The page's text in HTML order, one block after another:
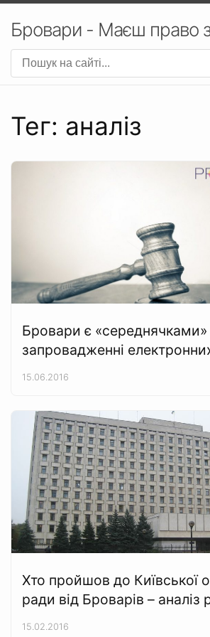
Бровари - Маєш право
Тег: аналіз
Бровари є «середнячками»
запровадженні
15.06.2016
Хто пройшов до Київської
ради від Броварів – аналіз
15.02.2016